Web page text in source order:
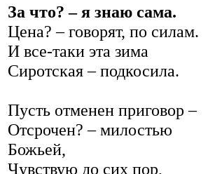
За что? – я знаю сама.
Цена? – говорят, по силам.
И все-таки эта зима
Сиротская – подкосила.
Пусть отменен приговор –
Отсрочен? – милостью
Божьей,
Чувствую до сих пор,